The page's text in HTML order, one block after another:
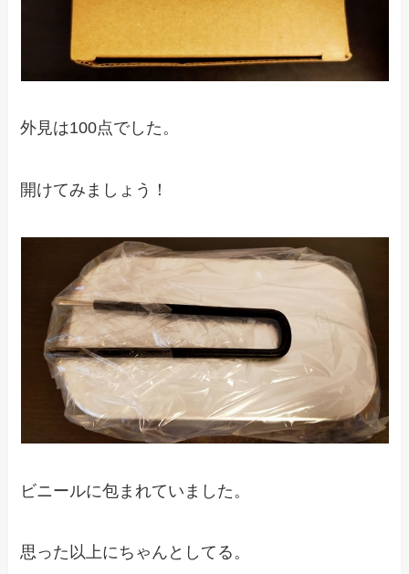
外見は100点でした。
開けてみましょう！
ビニールに包まれていました。
思った以上にちゃんとしてる。